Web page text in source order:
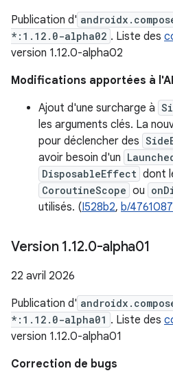
Publication d'
*:1.12.0-alpha02 . Liste des
version 1.12.0-alpha02
Modifications apportées à
Ajout d'une surcharge à
les arguments clés. La
pour déclencher des
avoir besoin d'un
DisposableEffect dont
CoroutineScope ou
utilisés. (I528b2, b/
Version 1.12.0-alpha01
22 avril 2026
Publication d'
*:1.12.0-alpha01 . Liste des
version 1.12.0-alpha01
Correction de bugs